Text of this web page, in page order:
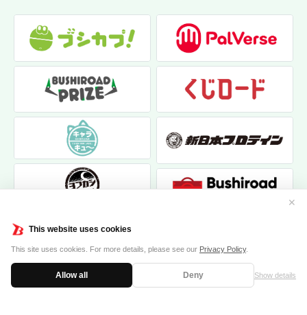
This website uses cookies
This site uses cookies. For more details, please see our Privacy Policy.
Allow all Deny Show details
✕